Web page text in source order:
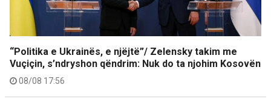
“Politika e Ukrainës, e njëjtë”/ Zelensky takim me
Vuçiçin, s’ndryshon qëndrim: Nuk do ta njohim Kosovën
08/08 17:56